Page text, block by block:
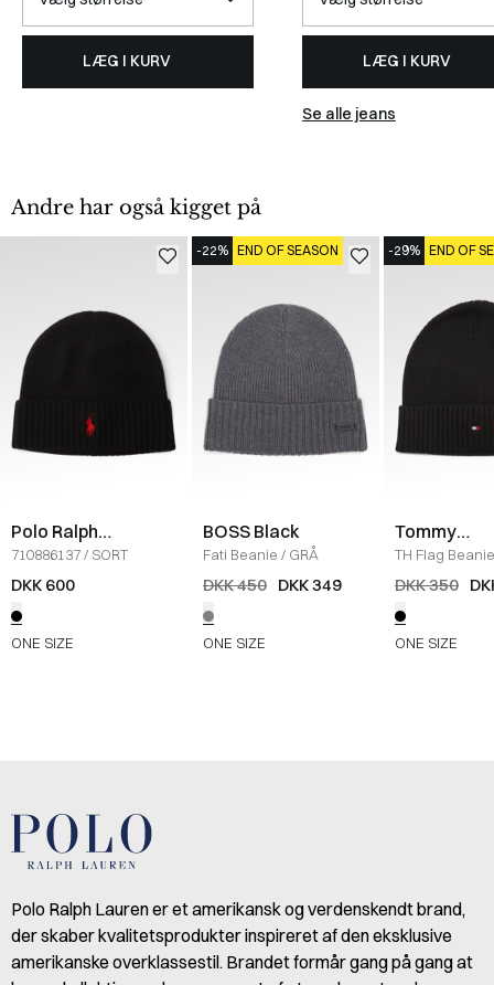
LÆG I KURV LÆG I KURV
Se alle jeans
Andre har også kigget på
Polo Ralph
Lauren
710886137/ SORT
DKK 600
ONE SIZE
-22% END OF SEASON
BOSS Black
Fati Beanie / GRÅ
DKK 450 DKK 349
ONE SIZE
-29% END OF
Tommy
Hilfiger
TH Flag Beanie
DKK 350
ONE SIZE
Polo Ralph Lauren er et amerikansk og verdenskendt brand,
der skaber kvalitetsprodukter inspireret af den eksklusive
amerikanske overklassestil. Brandet formår gang på gang at